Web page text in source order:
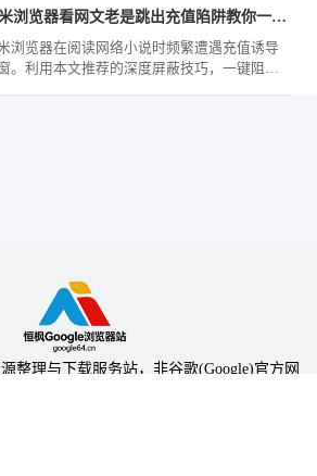
小米浏览器看网文老是跳出充值陷阱教你一招彻底免疫
浏览器在阅读网络小说时频繁遭遇充值诱导
。利用本文推荐的深度屏蔽技巧，一键阻断
整理与下载服务站，非谷歌(Google)官方网